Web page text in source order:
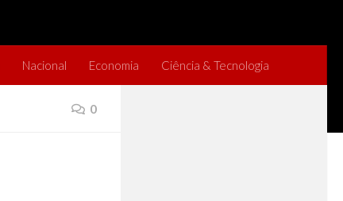
Nacional Economia Ciência & Tecnologia
0